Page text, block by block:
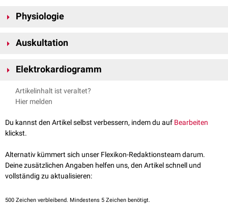
Physiologie
Mitral-und z.T. derTrikuspidalsegel
Tonbildung nur eine untergeordnete Rolle. Zeitlich fällt der erste Herzton
ungefähr mit dem Schließen der
somit den Beginn der
Systole
Auskultation
Physiologisch
Interkostalraumlinksparasternal
charakteristiert werden. Physiologischerweise dauert er länger als der
Eine enge Spaltung ist physiologisch, insbesondere bei Jugendlichen,
und verschwindet bei
Pathologisch
weite Spaltung: beiSchenkelblock
paukender erster Herzton: bei Kontraktilitässteigerung durch
Elektrokardiogramm
Der erste Herzton zeigt sich ungefähr 20 bis 40 ms nach Registrierung
QRS-Komplexes
Artikelinhalt ist veraltet?
Hier melden
Du kannst den Artikel selbst verbessern, indem du auf Bearbeiten
klickst.
Alternativ kümmert sich unser Flexikon-Redaktionsteam darum.
Deine zusätzlichen Angaben helfen uns, den Artikel schnell und
vollständig zu aktualisieren:
500 Zeichen verbleibend. Mindestens 5 Zeichen benötigt.